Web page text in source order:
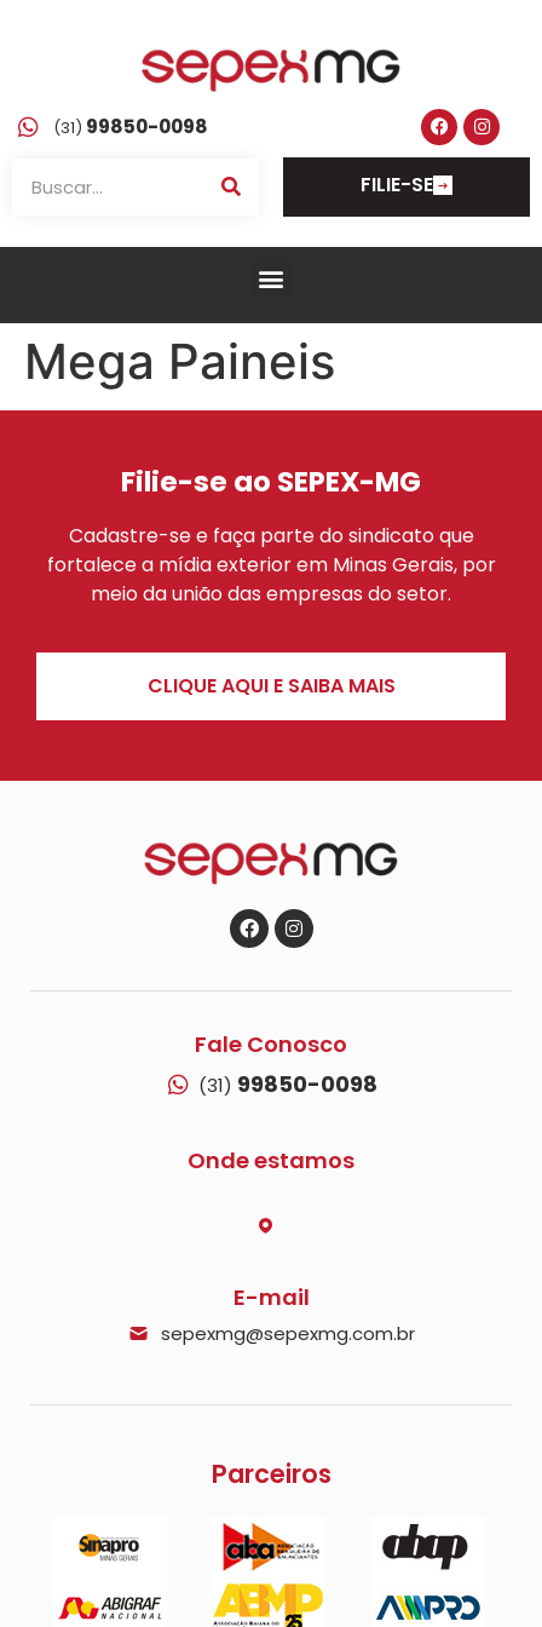
(31) 99850-0098
FILIE-SE
Mega Paineis
Filie-se ao SEPEX-MG
Cadastre-se e faça parte do sindicato que
fortalece a mídia exterior em Minas Gerais, por
meio da união das empresas do setor.
CLIQUE AQUI E SAIBA MAIS
Fale Conosco
(31) 99850-0098
Onde estamos
E-mail
sepexmg@sepexmg.com.br
Parceiros